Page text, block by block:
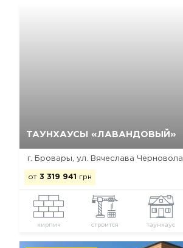
ТАУНХАУСЫ «ЛАВАНДОВЫЙ»
г. Бровары, ул. Вячеслава Черновола
от 3 319 941 грн
кирпич строится таунхаус